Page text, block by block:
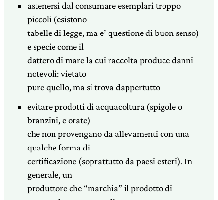
astenersi dal consumare esemplari troppo
piccoli (esistono
tabelle di legge, ma e’ questione di buon senso)
e specie come il
dattero di mare la cui raccolta produce danni
notevoli: vietato
pure quello, ma si trova dappertutto
evitare prodotti di acquacoltura (spigole o
branzini, e orate)
che non provengano da allevamenti con una
qualche forma di
certificazione (soprattutto da paesi esteri). In
generale, un
produttore che “marchia” il prodotto di